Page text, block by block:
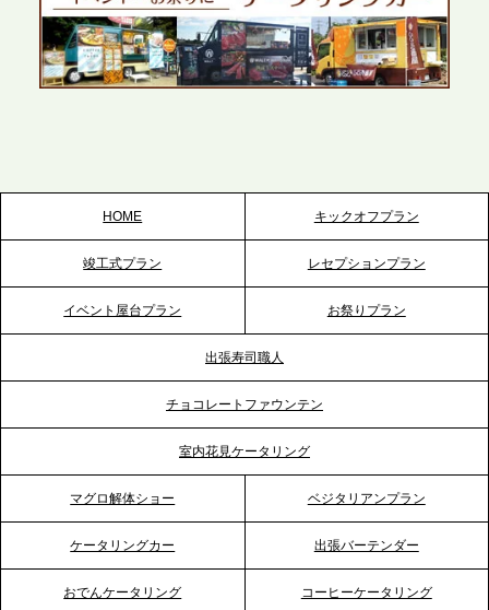
かしたスムーズな対応を展開
2026.5.22
2026.5.20
プレスリリースのご案内｜ケータリングのセカンド
2026.5.12
プレスリリースのご案内｜ケータリングのセカンド
2026.4.21
プレスリリースのご案内｜「温かな食」が会話のス
イッチに。新入社員研修で《食体験としてのケータ
HOME キックオフプラン
竣工式プラン レセプションプラン
イベント屋台プラン お祭りプラン
出張寿司職人
チョコレートファウンテン
室内花見ケータリング
マグロ解体ショー ベジタリアンプラン
ケータリングカー 出張バーテンダー
おでんケータリング コーヒーケータリング